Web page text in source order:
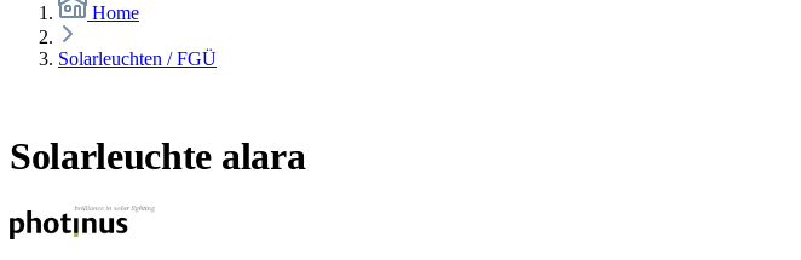
Home
Solarleuchten / FGÜ
Solarleuchte alara